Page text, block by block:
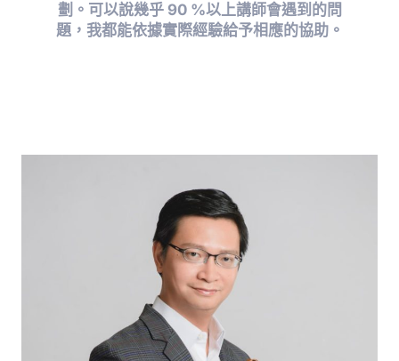
劃。可以說幾乎 90 %以上講師會遇到的問
題，我都能依據實際經驗給予相應的協助。